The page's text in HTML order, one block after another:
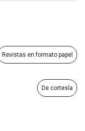
Revistas en formato papel
De cortesía